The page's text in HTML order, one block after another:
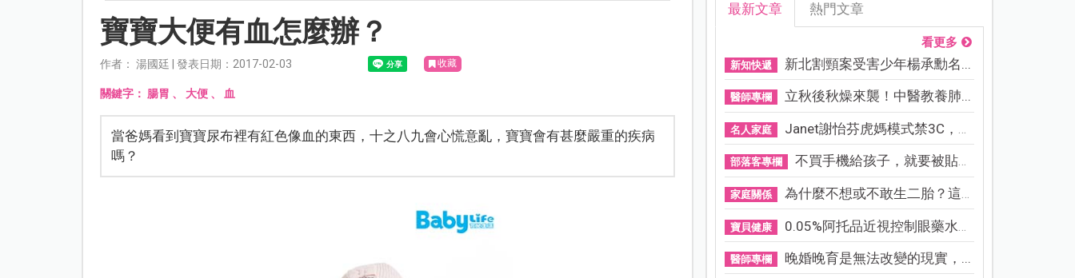
寶寶大便有血怎麼辦？
作者： 湯國廷 | 發表日期：2017-02-03 收藏
關鍵字： 腸胃 、 大便、 血
當爸媽看到寶寶尿布裡有紅色像血的東西，十之八九會心慌意亂，寶寶會有甚麼嚴重的疾病
嗎？
最新文章 熱門文章
看更多
新知快遞 新北割頸案受害少年楊承勳名...
醫師專欄 立秋後秋燥來襲！中醫教養肺...
名人家庭 Janet謝怡芬虎媽模式禁3C，看...
部落客專欄 不買手機給孩子，就要被貼「...
家庭關係 為什麼不想或不敢生二胎？這8...
寶貝健康 0.05%阿托品近視控制眼藥水納...
醫師專欄 晚婚晚育是無法改變的現實，...